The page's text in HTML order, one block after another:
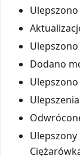
Ulepszono
Dodano